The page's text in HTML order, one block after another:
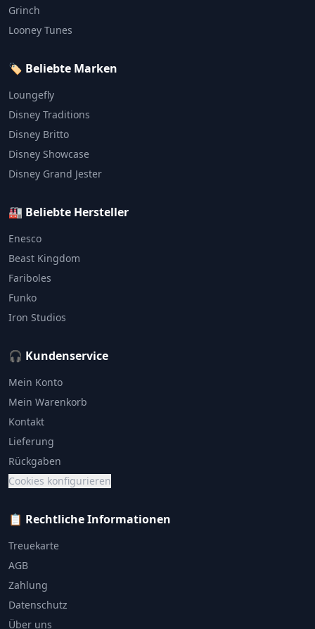
Grinch
Looney Tunes
🏷️ Beliebte Marken
Loungefly
Disney Traditions
Disney Britto
Disney Showcase
Disney Grand Jester
🏭 Beliebte Hersteller
Enesco
Beast Kingdom
Fariboles
Funko
Iron Studios
🎧 Kundenservice
Mein Konto
Mein Warenkorb
Kontakt
Lieferung
Rückgaben
Cookies konfigurieren
📋 Rechtliche Informationen
Treuekarte
AGB
Zahlung
Datenschutz
Über uns